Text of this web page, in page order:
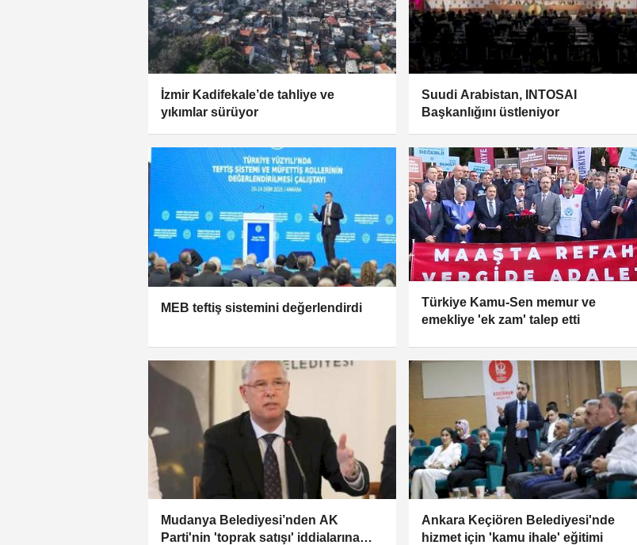
İzmir Kadifekale’de tahliye ve
yıkımlar sürüyor
Suudi Arabistan, INTOSAI
Başkanlığını üstleniyor
MEB teftiş sistemini değerlendirdi
Türkiye Kamu-Sen memur ve
emekliye 'ek zam' talep etti
Mudanya Belediyesi’nden AK
Parti'nin 'toprak satışı' iddialarına
Ankara Keçiören Belediyesi'nde
hizmet için 'kamu ihale' eğitimi